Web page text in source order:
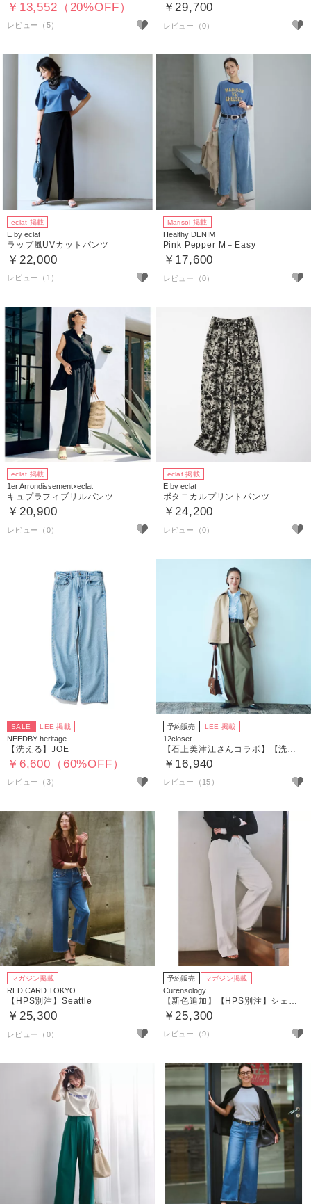
￥13,552（20%OFF）
レビュー（5）
￥29,700
eclat 掲載
E by eclat
ラップ風UVカットパンツ
￥22,000
レビュー（1）
Marisol 掲載
Healthy DENIM
Pink Pepper M－Easy
￥17,600
eclat 掲載
1er Arrondissement×eclat
キュプラフィブリルパンツ
￥20,900
eclat 掲載
E by eclat
ボタニカルプリントパンツ
￥24,200
SALE LEE 掲載
NEEDBY heritage
【洗える】JOE
￥6,600（60%OFF）
レビュー（3）
予約販売 LEE 掲載
12closet
￥16,940
レビュー（15）
マガジン掲載
RED CARD TOKYO
【HPS別注】Seattle
￥25,300
予約販売 マガジン掲載
Curensology
【新色追加】【HPS別注】シェルタリングワイドパンツ
￥25,300
レビュー（9）